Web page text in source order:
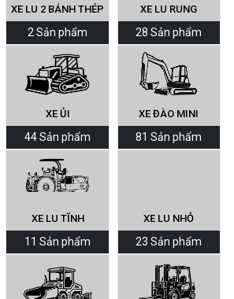
XE LU 2 BÁNH THÉP
2 Sản phẩm
XE LU RUNG
28 Sản phẩm
XE ỦI
44 Sản phẩm
XE ĐÀO MINI
81 Sản phẩm
XE LU TĨNH
11 Sản phẩm
XE LU NHỎ
23 Sản phẩm